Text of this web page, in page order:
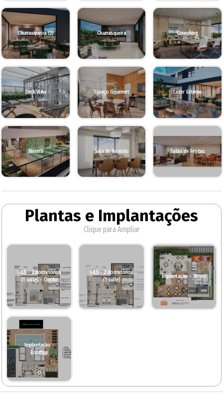
Churrasqueira (2) Churrasqueira Coworking
Deck View Espaço Gourmet Lazer Externo
Piscina Sala de Reunião Salão de Festas
Plantas e Implantações
Clique para Ampliar
68,5 - 2 dormitórios
(1 suíte) - Opção
68,5 - 2 dormitórios
(1 suíte)
Implantação - Térreo
Implantação -
Rooftop